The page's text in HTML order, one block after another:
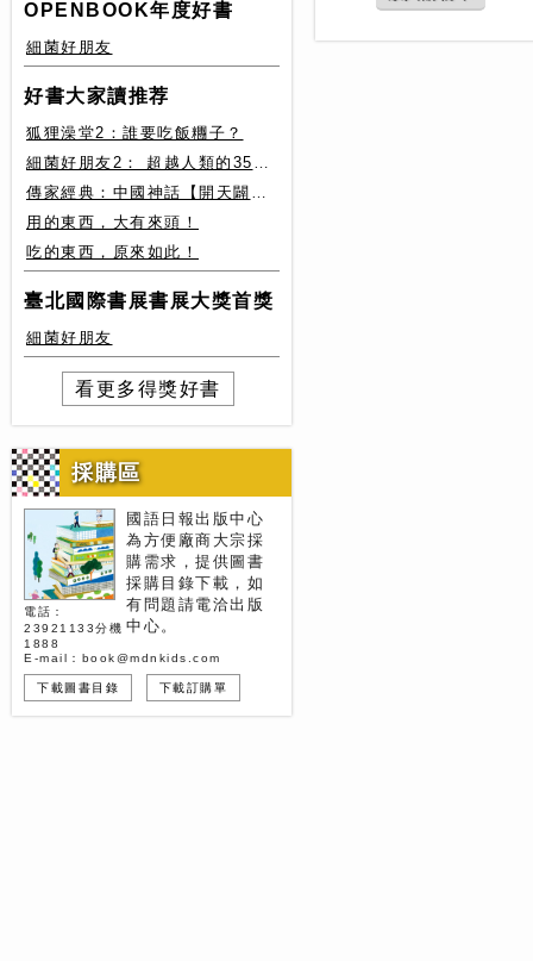
OPENBOOK年度好書
細菌好朋友
好書大家讀推荐
狐狸澡堂2：誰要吃飯糰子？
細菌好朋友2： 超越人類的35種細菌生存絕技
傳家經典：中國神話【開天闢地篇】盤古、女媧還有奇珍異獸
用的東西，大有來頭！
吃的東西，原來如此！
臺北國際書展書展大獎首獎
細菌好朋友
看更多得獎好書
採購區
國語日報出版中心
為方便廠商大宗採
購需求，提供圖書
採購目錄下載，如
有問題請電洽出版
中心。
電話：
23921133分機
1888
E-mail：book@mdnkids.com
下載圖書目錄 下載訂購單